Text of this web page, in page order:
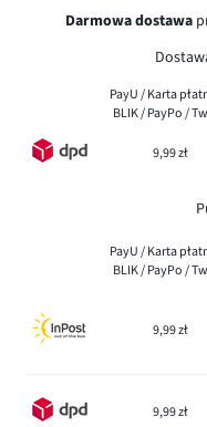
Darmowa dostawa
PayU / Karta
BLIK / PayPo /
9,99 zł
PayU / Karta
BLIK / PayPo /
9,99 zł
9,99 zł